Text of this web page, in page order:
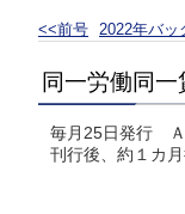
<<前号 2022年バッ
同一労働同
毎月25日発行 Ａ
刊行後、約１カ